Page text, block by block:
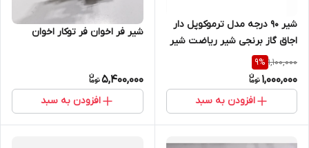
شیر ۹۰ درجه مدل ترموکوپل دار
اجاق گاز برنجی شیر ریاضت شیر
مهران شیر اریاتکنیک
1,100,000
9%
1,000,000
افزودن به سبد
شیر فر اخوان فر توکار اخوان
5,400,000
افزودن به سبد